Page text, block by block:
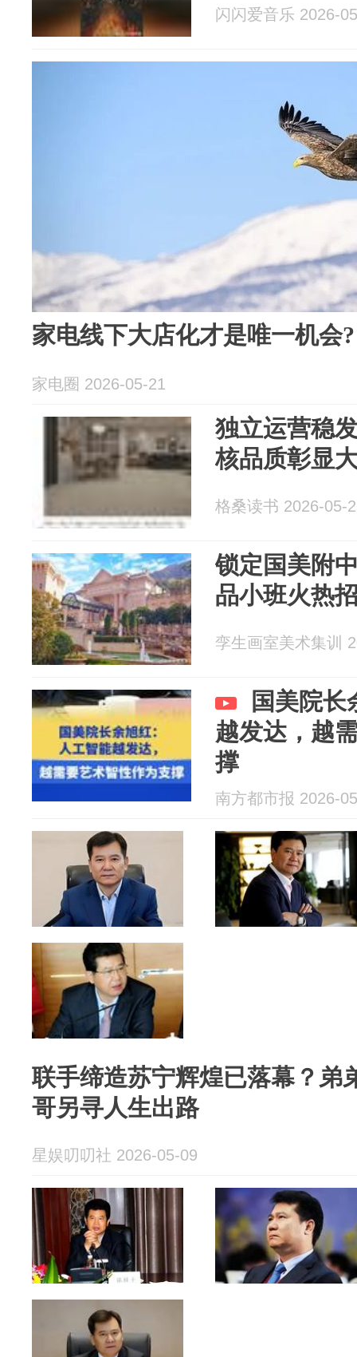
闪闪爱音乐 2026-
‍家电线下大店化才是唯一机会?
家电圈 2026-05-21
独立运营稳
核品质彰显
格桑读书 2026-05-
锁定国美附
品小班火热
孪生画室美术集训
国美院长
越发达，越
撑
南方都市报 2026-
联手缔造苏宁辉煌已落幕？弟
哥另寻人生出路
星娱叨叨社 2026-05-09